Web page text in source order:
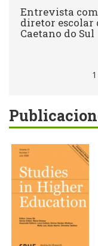
Entrevista
diretor escolar
Caetano do Sul